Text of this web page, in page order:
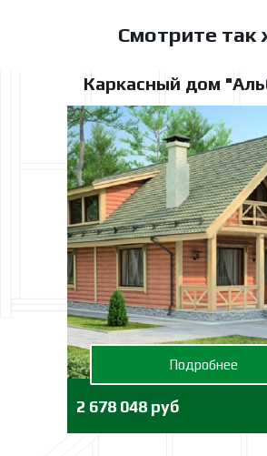
Смотрите так
Каркасный дом
2 678 048 руб
Подробнее